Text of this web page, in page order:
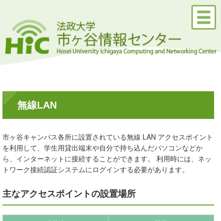
無線LAN
市ヶ谷キャンパス各所に設置されている無線 LAN アクセスポイント
を利用して、学生用貸出端末や自分で持ち込んだパソコンなどか
ら、インターネットに接続することができます。 利用時には、ネッ
トワーク接続認証システムにログインする必要があります。
主なアクセスポイントの設置場所